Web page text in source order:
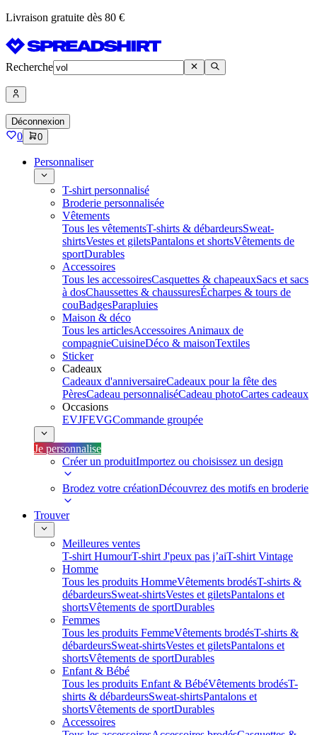
Livraison gratuite dès 80 €
Recherche
Déconnexion
0 0
Personnaliser
T-shirt personnalisé
Broderie personnalisée
Vêtements
Tous les vêtementsT-shirts & débardeursSweat-
shirtsVestes et giletsPantalons et shortsVêtements de
sportDurables
Accessoires
Tous les accessoiresCasquettes & chapeauxSacs et sacs
à dosChaussettes & chaussuresÉcharpes & tours de
couBadgesParapluies
Maison & déco
Tous les articlesAccessoires Animaux de
compagnieCuisineDéco & maisonTextiles
Sticker
Cadeaux
Cadeaux d'anniversaireCadeaux pour la fête des
PèresCadeau personnaliséCadeau photoCartes cadeaux
Occasions
EVJFEVGCommande groupée
Je personnalise
Créer un produitImportez ou choisissez un design
Brodez votre créationDécouvrez des motifs en broderie
Trouver
Meilleures ventes
T-shirt HumourT-shirt J'peux pas j’aiT-shirt Vintage
Homme
Tous les produits HommeVêtements brodésT-shirts &
débardeursSweat-shirtsVestes et giletsPantalons et
shortsVêtements de sportDurables
Femmes
Tous les produits FemmeVêtements brodésT-shirts &
débardeursSweat-shirtsVestes et giletsPantalons et
shortsVêtements de sportDurables
Enfant & Bébé
Tous les produits Enfant & BébéVêtements brodésT-
shirts & débardeursSweat-shirtsPantalons et
shortsVêtements de sportDurables
Accessoires